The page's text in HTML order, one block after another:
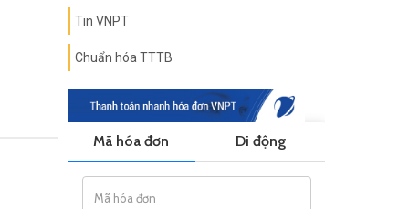
Tin VNPT
Chuẩn hóa TTTB